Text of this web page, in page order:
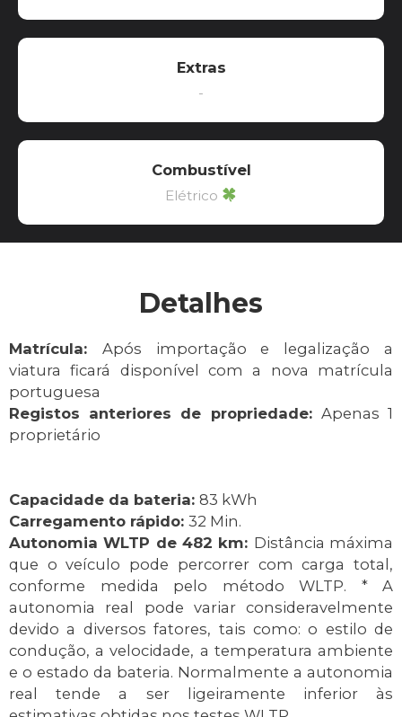
Extras
-
Combustível
Elétrico
Detalhes
Matrícula: Após importação e legalização a
viatura ficará disponível com a nova matrícula
portuguesa
Registos anteriores de propriedade: Apenas 1
proprietário
Capacidade da bateria: 83 kWh
Carregamento rápido: 32 Min.
Autonomia WLTP de 482 km: Distância máxima
que o veículo pode percorrer com carga total,
conforme medida pelo método WLTP. * A
autonomia real pode variar consideravelmente
devido a diversos fatores, tais como: o estilo de
condução, a velocidade, a temperatura ambiente
e o estado da bateria. Normalmente a autonomia
real tende a ser ligeiramente inferior às